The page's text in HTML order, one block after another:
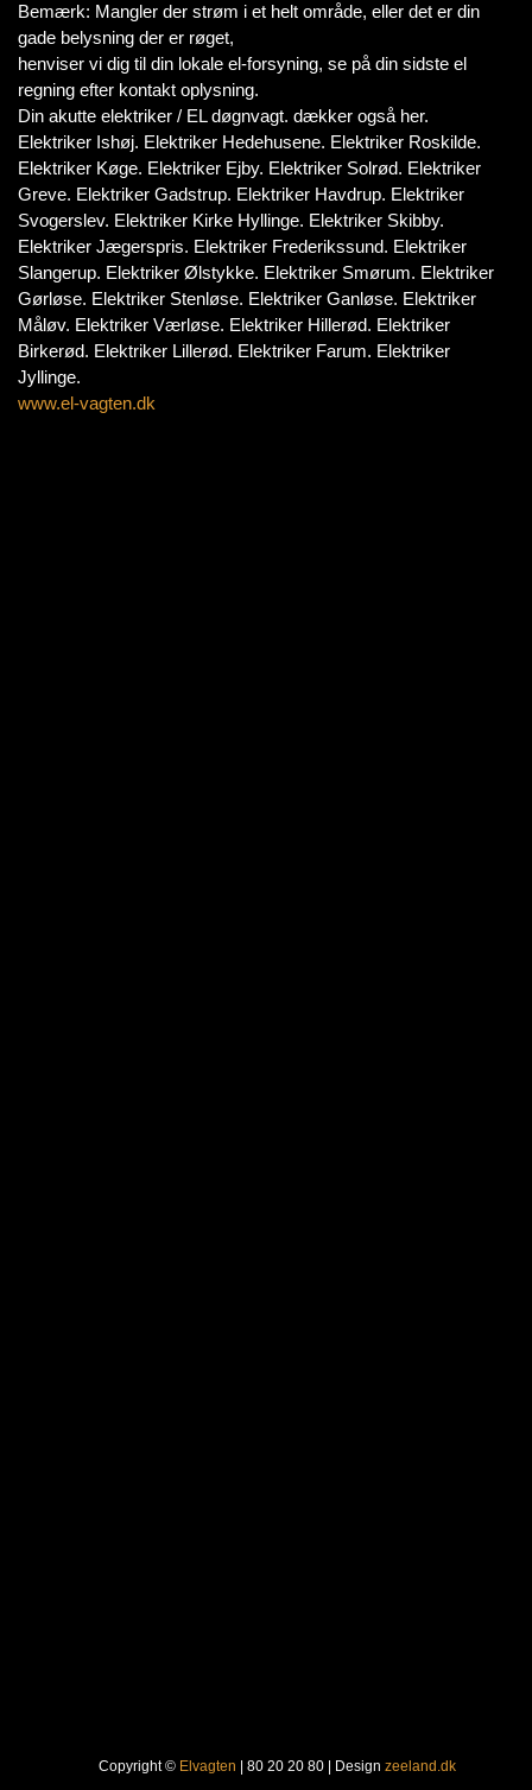
Bemærk: Mangler der strøm i et helt område, eller det er din
gade belysning der er røget,
henviser vi dig til din lokale el-forsyning, se på din sidste el
regning efter kontakt oplysning.
Din akutte elektriker / EL døgnvagt. dækker også her.
Elektriker Ishøj. Elektriker Hedehusene. Elektriker Roskilde.
Elektriker Køge. Elektriker Ejby. Elektriker Solrød. Elektriker
Greve. Elektriker Gadstrup. Elektriker Havdrup. Elektriker
Svogerslev. Elektriker Kirke Hyllinge. Elektriker Skibby.
Elektriker Jægerspris. Elektriker Frederikssund. Elektriker
Slangerup. Elektriker Ølstykke. Elektriker Smørum. Elektriker
Gørløse. Elektriker Stenløse. Elektriker Ganløse. Elektriker
Måløv. Elektriker Værløse. Elektriker Hillerød. Elektriker
Birkerød. Elektriker Lillerød. Elektriker Farum. Elektriker
Jyllinge.
www.el-vagten.dk
Copyright © Elvagten | 80 20 20 80 | Designzeeland.dk